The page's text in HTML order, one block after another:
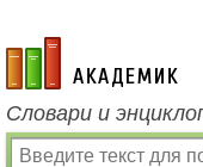
academic.ru
Словари и